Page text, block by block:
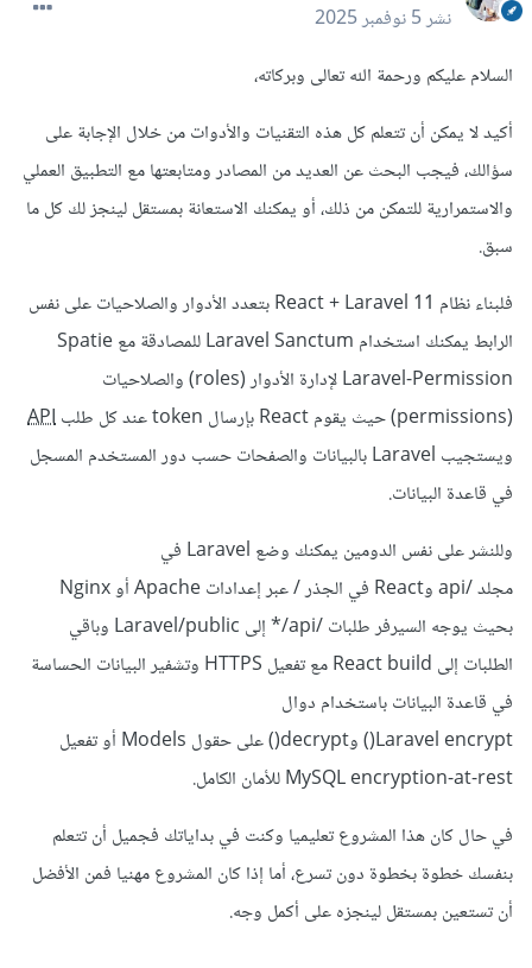
نشر5 نوفمبر 2025
السلام عليكم ورحمة الله تعالى وبركاته،
أكيد لا يمكن أن تتعلم كل هذه التقنيات والأدوات من خلال الإجابة على
سؤالك، فيجب البحث عن العديد من المصادر ومتابعتها مع التطبيق العملي
والاستمرارية للتمكن من ذلك، أو يمكنك الاستعانة بمستقل لينجز لك كل ما
سبق.
فلبناء نظام React + Laravel 11 بتعدد الأدوار والصلاحيات على نفس
الرابط يمكنك استخدام Laravel Sanctum للمصادقة مع Spatie
Laravel-Permission لإدارة الأدوار (roles) والصلاحيات
API
ويستجيب Laravel بالبيانات والصفحات حسب دور المستخدم المسجل
في قاعدة البيانات.
وللنشر على نفس الدومين يمكنك وضع Laravel في
مجلد /api وReact في الجذر / عبر إعدادات Apache أو Nginx
بحيث يوجه السيرفر طلبات /api/* إلى Laravel/public وباقي
الطلبات إلى React build مع تفعيل HTTPS وتشفير البيانات الحساسة
في قاعدة البيانات باستخدام دوال
Laravel encrypt() وdecrypt() على حقول Models أو تفعيل
MySQL encryption-at-rest للأمان الكامل.
في حال كان هذا المشروع تعليميا وكنت في بداياتك فجميل أن تتعلم
بنفسك خطوة بخطوة دون تسرع، أما إذا كان المشروع مهنيا فمن الأفضل
أن تستعين بمستقل لينجزه على أكمل وجه.